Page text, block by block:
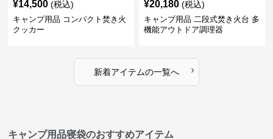
¥14,500 (税込)
キャンプ用品 コンパクト焚き火
クッカー
¥20,180 (税込)
キャンプ用品 二段式焚き火台 多
機能アウトドア調理器
新着アイテムの一覧へ ›
キャンプ用品寝袋のおすすめアイテム